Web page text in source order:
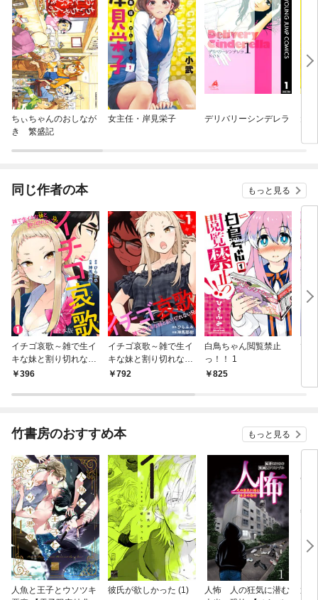
ちぃちゃんのおしなが
き 繁盛記
女主任・岸見栄子 デリバリーシンデレラ 元
同じ作者の本 もっと見る
イチゴ哀歌～雑で生イ
キな妹と割り切れない
兄～【フルカラー】
396
イチゴ哀歌～雑で生イ
キな妹と割り切れない
兄～【フルカラー】
し漫画付き】(1)
792
白鳥ちゃん閲覧禁止
っ！！ 1
825
で
竹書房のおすすめ本 もっと見る
人魚と王子とウソツキ
彼氏が欲しかった (1)
人怖 人の狂気に潜む
運